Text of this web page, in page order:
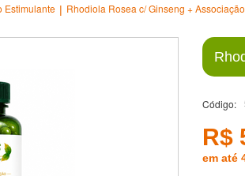
Estimulante Rhodiola Rosea c/ Ginseng + Associação
Código:
R$
em até